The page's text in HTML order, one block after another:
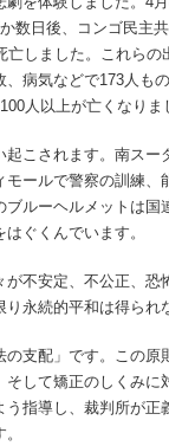
数日後、コンゴ民主
しました。これら
病気などで173人も
人以上が亡くなりま
こされます。南スー
ールで警察の訓練
ルーヘルメットは国
ぐくんでいます。
不安定、不公正、
永続的平和は得られ
支配」です。この
して矯正のしくみに
指導し、裁判所が正